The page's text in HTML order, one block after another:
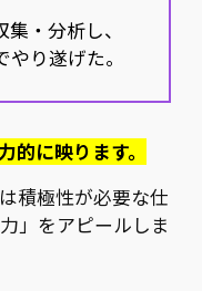
・分析し、
り遂げた。
的に映ります。
積極性が必要な仕
」をアピールしま